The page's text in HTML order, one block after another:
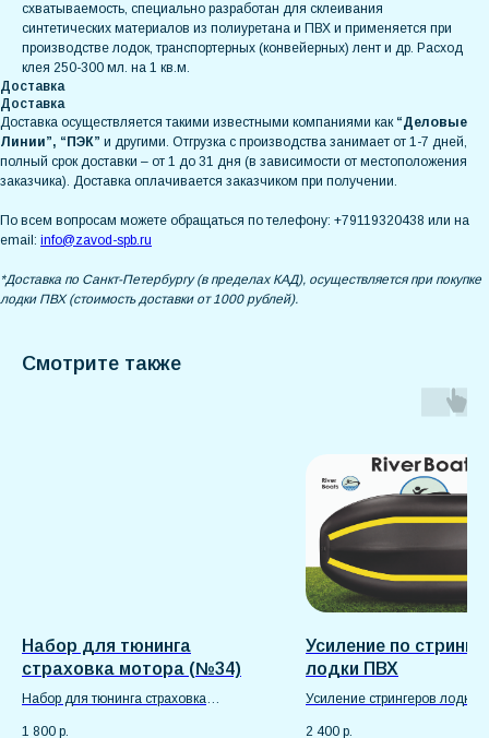
схватываемость, специально разработан для склеивания
синтетических материалов из полиуретана и ПВХ и применяется при
производстве лодок, транспортерных (конвейерных) лент и др. Расход
клея 250-300 мл. на 1 кв.м.
Доставка
Доставка
Доставка осуществляется такими известными компаниями как “Деловые
Линии”, “ПЭК” и другими. Отгрузка с производства занимает от 1-7 дней,
полный срок доставки – от 1 до 31 дня (в зависимости от местоположения
заказчика). Доставка оплачивается заказчиком при получении.
По всем вопросам можете обращаться по телефону: +79119320438 или на
email: info@zavod-spb.ru
*Доставка по Санкт-Петербургу (в пределах КАД), осуществляется при покупке
лодки ПВХ (стоимость доставки от 1000 рублей).
Смотрите также
Набор для тюнинга
страховка мотора (№34)
Набор для тюнинга страховка
1 800 р.
Усиление по
лодки ПВХ
Усиление стрингеров лодки
2 400 р.